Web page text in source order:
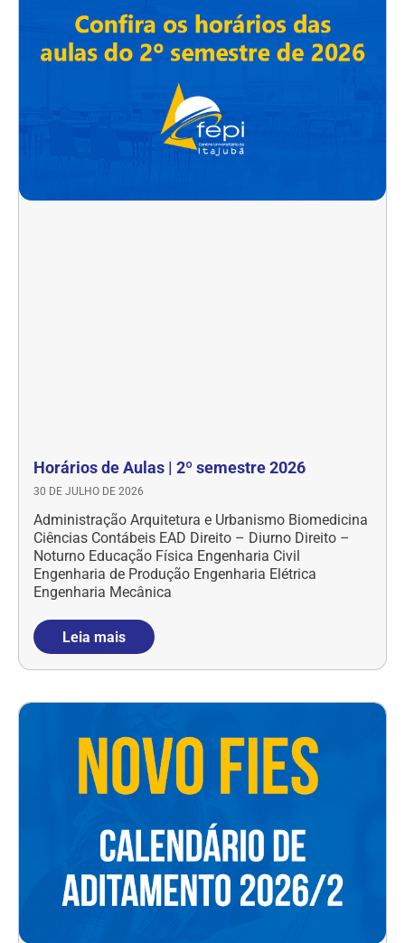
Horários de Aulas | 2º semestre 2026
30 DE JULHO DE 2026
Administração Arquitetura e Urbanismo Biomedicina
Ciências Contábeis EAD Direito – Diurno Direito –
Noturno Educação Física Engenharia Civil
Engenharia de Produção Engenharia Elétrica
Engenharia Mecânica
Leia mais